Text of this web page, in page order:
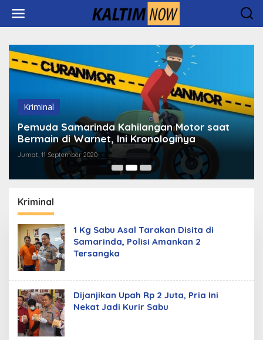
konten
Kriminal
Pemuda Samarinda Kahilangan Motor saat
Bermain di Warnet, Ini Kronologinya
Jumat, 11 September 2020
Kriminal
1 Kg Sabu Asal Tarakan Disita di
Samarinda, Polisi Amankan 2
Tersangka
Dijanjikan Upah Rp 2 Juta, Pria Ini
Nekat Jadi Kurir Sabu